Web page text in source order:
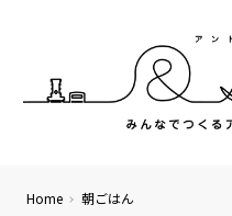
Home 朝ごはん